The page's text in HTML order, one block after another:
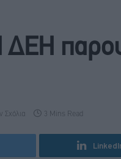
ΔΕΗ
3 Mins Read